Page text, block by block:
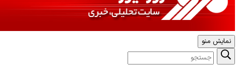
نمایش منو